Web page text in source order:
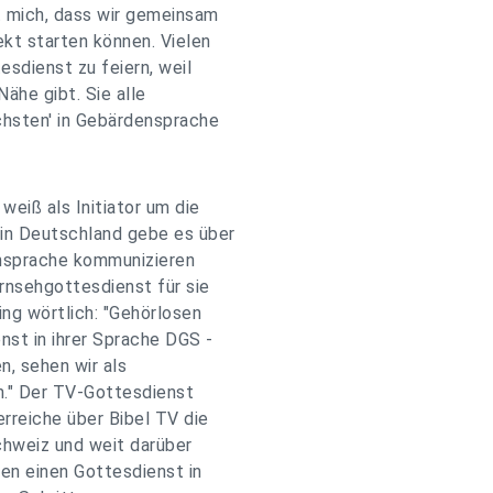
dass wir gemeinsam
starten können. Vielen
zu feiern, weil
gibt. Sie alle
in Gebärdensprache
als Initiator um die
Deutschland gebe es über
kommunizieren
für sie
wörtlich: "Gehörlosen
in ihrer Sprache DGS -
sehen wir als
Der TV-Gottesdienst
über Bibel TV die
und weit darüber
einen Gottesdienst in